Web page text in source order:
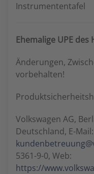
Instrumententafel
Ehemalige UPE des
Änderungen,
vorbehalten!
Volkswagen AG,
Deutschland, E-Mail:
5361-9-0, Web:
https://